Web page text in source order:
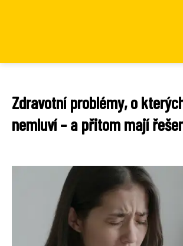
Zdravotní problémy, o
nemluví – a přitom mají